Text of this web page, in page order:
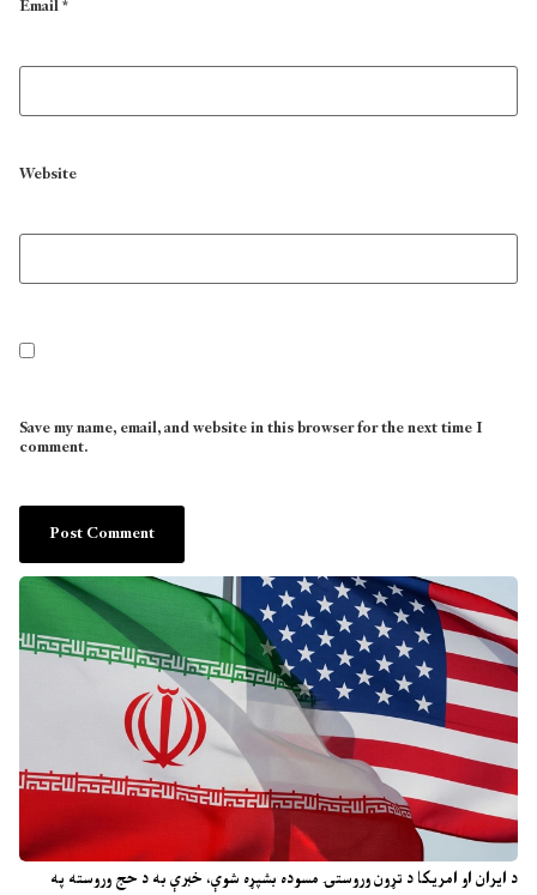
د ایران او امریکا د تړون وروستۍ مسوده بشپړه شوې، خبرې به د حج وروسته په
Email*
Website
Save my name, email, and website in this browser for the next time I
comment.